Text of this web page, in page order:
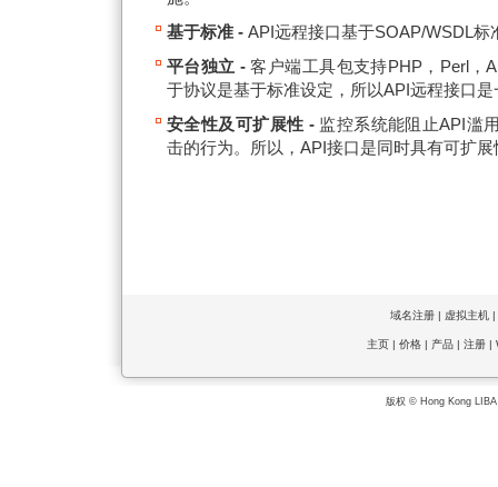
基于标准 - API远程接口基于SOAP/WSDL标
平台独立 -客户端工具包支持PHP，Perl，
于协议是基于标准设定，所以API远程接口
安全性及可扩展性 -监控系统能阻止API滥
击的行为。所以，API接口是同时具有可扩
域名注册| 虚拟主机|
主页| 价格| 产品| 注册|
版权 © Hong Kong